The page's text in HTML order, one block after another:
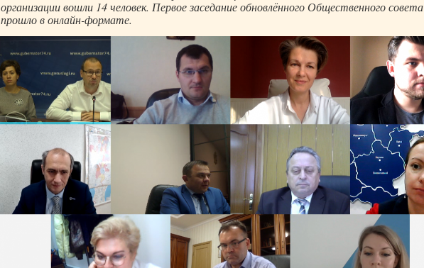
организации вошли 14 человек. Первое заседание обновлённого Общественного совета
прошло в онлайн-формате.